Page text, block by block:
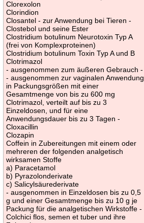
Clorexolon
Clorindion
Closantel - zur Anwendung bei Tieren -
Clostebol und seine Ester
Clostridium botulinum Neurotoxin Typ A
(frei von Komplexproteinen)
Clostridium botulinum Toxin Typ A und B
Clotrimazol
- ausgenommen zum äußeren Gebrauch -
- ausgenommen zur vaginalen Anwendung
in Packungsgrößen mit einer
Gesamtmenge von bis zu 600 mg
Clotrimazol, verteilt auf bis zu 3
Einzeldosen, und für eine
Anwendungsdauer bis zu 3 Tagen -
Cloxacillin
Clozapin
Coffein in Zubereitungen mit einem oder
mehreren der folgenden analgetisch
wirksamen Stoffe
a) Paracetamol
b) Pyrazolonderivate
c) Salicylsäurederivate
- ausgenommen in Einzeldosen bis zu 0,5
g und einer Gesamtmenge bis zu 10 g je
Packung für die analgetischen Wirkstoffe -
Colchici flos, semen et tuber und ihre